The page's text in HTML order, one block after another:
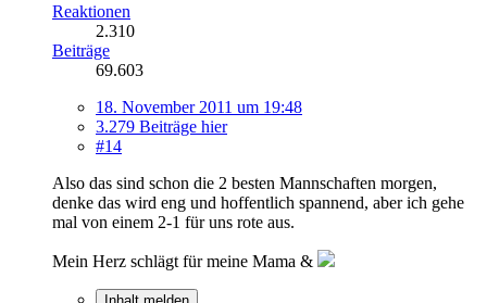
Reaktionen
2.310
Beiträge
69.603
18. November 2011 um 19:48
3.279 Beiträge hier
#14
Also das sind schon die 2 besten Mannschaften morgen,
denke das wird eng und hoffentlich spannend, aber ich gehe
mal von einem 2-1 für uns rote aus.
Mein Herz schlägt für meine Mama &